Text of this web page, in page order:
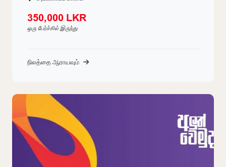
350,000 LKR
ஒரு பேர்ச்சில் இருந்து
நிலத்தை ஆராயவும்